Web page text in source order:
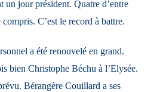
un jour président. Quatre d’entre
C’est le record à battre.
a été renouvelé en grand.
bien Christophe Béchu à l’Elysée.
Bérangère Couillard a ses